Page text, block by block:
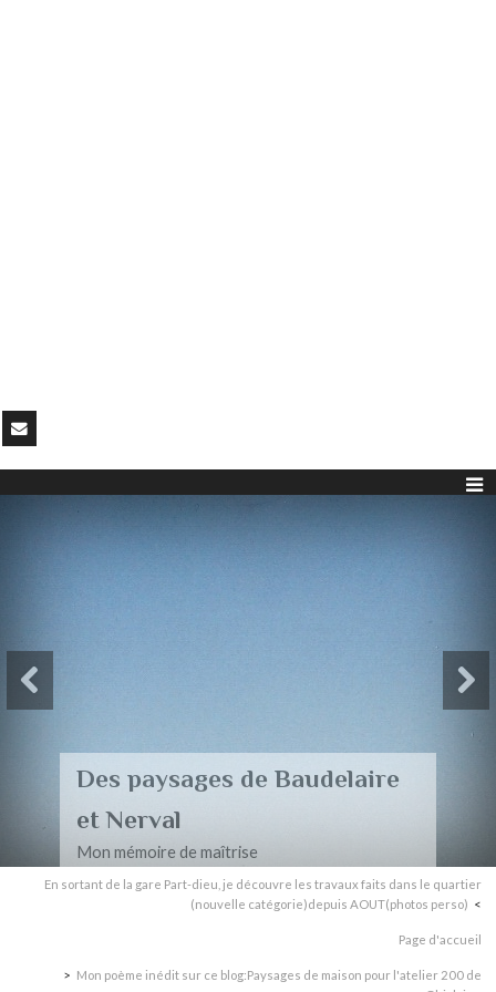
Des paysages de Baudelaire
et Nerval
Mon mémoire de maîtrise
En sortant de la gare Part-dieu, je découvre les travaux faits dans le quartier
(nouvelle catégorie)depuis AOUT(photos perso)
Page d'accueil
Mon poème inédit sur ce blog:Paysages de maison pour l'atelier 200 de